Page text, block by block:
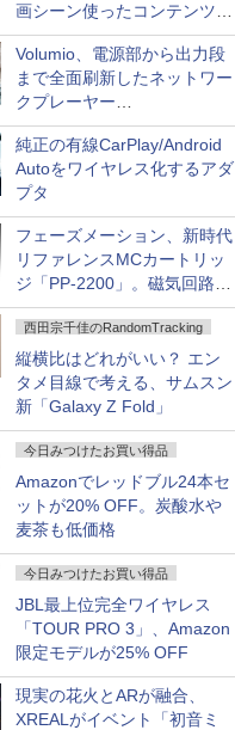
画シーン使ったコンテンツ制
作、Disney+にも配信
Volumio、電源部から出力段
まで全面刷新したネットワー
クプレーヤー
「Primo（2026）」
純正の有線CarPlay/Android
Autoをワイヤレス化するアダ
プタ
フェーズメーション、新時代
リファレンスMCカートリッ
ジ「PP-2200」。磁気回路や
ハウジングを根本から見直し
西田宗千佳のRandomTracking
縦横比はどれがいい？ エン
タメ目線で考える、サムスン
新「Galaxy Z Fold」
今日みつけたお買い得品
Amazonでレッドブル24本セ
ットが20% OFF。炭酸水や
麦茶も低価格
今日みつけたお買い得品
JBL最上位完全ワイヤレス
「TOUR PRO 3」、Amazon
限定モデルが25% OFF
現実の花火とARが融合、
XREALがイベント「初音ミ